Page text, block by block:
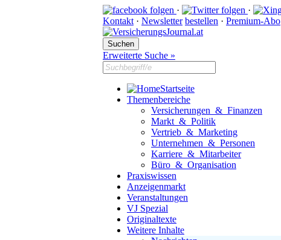
· ·
Kontakt · Newsletter bestellen · Premium-Abo
Erweiterte Suche »
Startseite
Themenbereiche
Versicherungen & Finanzen
Markt & Politik
Vertrieb & Marketing
Unternehmen & Personen
Karriere & Mitarbeiter
Büro & Organisation
Praxiswissen
Anzeigenmarkt
Veranstaltungen
VJ Spezial
Originaltexte
Weitere Inhalte